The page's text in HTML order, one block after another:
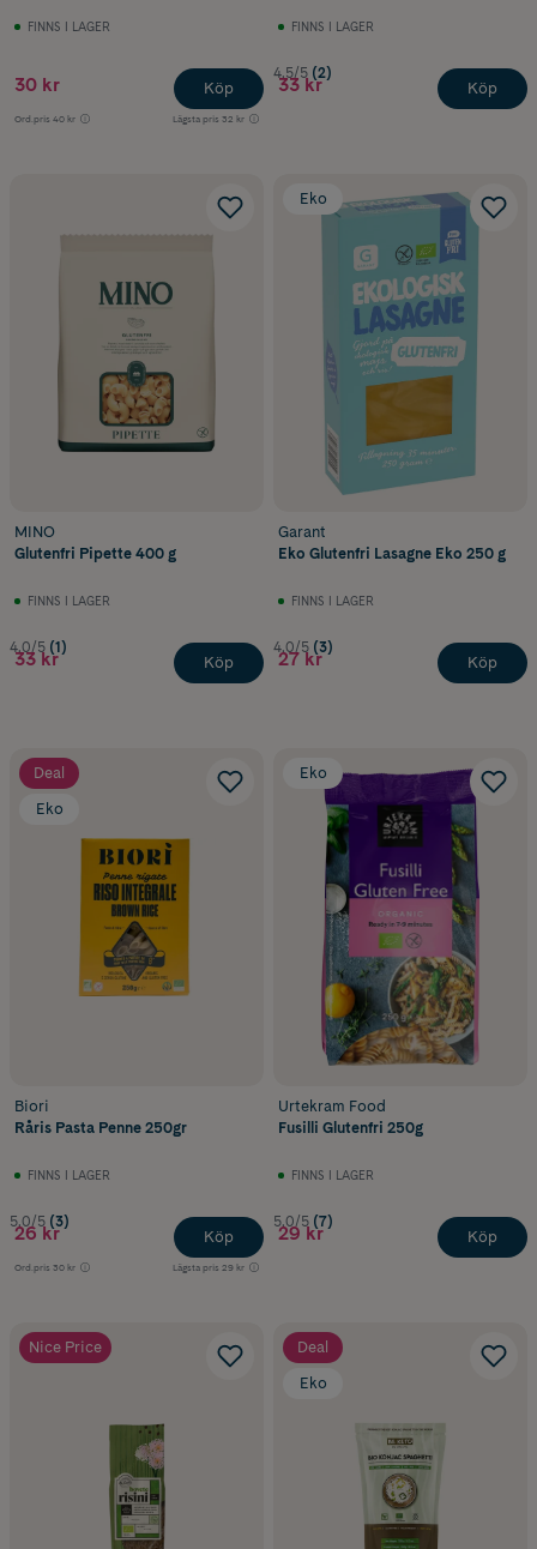
FINNS I LAGER
30 kr
Ord.pris 40 kr Lägsta pris 32 kr
Köp
FINNS I LAGER
4.5/5 (2)
33 kr Köp
MINO
Glutenfri Pipette 400 g
FINNS I LAGER
4.0/5 (1)
33 kr Köp
Eko
Garant
Eko Glutenfri Lasagne Eko 250 g
FINNS I LAGER
4.0/5 (3)
27 kr Köp
Deal
Eko
Biori
Råris Pasta Penne 250gr
FINNS I LAGER
5.0/5 (3)
26 kr
Ord.pris 30 kr Lägsta pris 29 kr
Köp
Eko
Urtekram Food
Fusilli Glutenfri 250g
FINNS I LAGER
5.0/5 (7)
29 kr Köp
Nice Price
Deal
Eko